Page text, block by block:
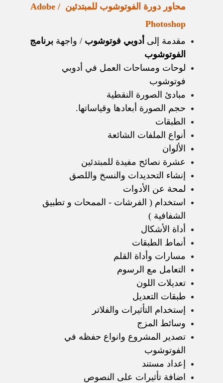
محاور دورة الفوتوشوب للمبتدئين / Adobe
Photoshop
مقدمة إلى أدوبي فوتوشوب / واجهة برنامج
الفوتوشوب
لوحات ومساحات العمل في أدوبي
فوتوشوب
مبادئ الصورة النقطية
حجم الصورة أبعادها وقياساتها.
الطبقات
أنواع الملفات الشائعة
الألوان
عشرة نصائح مفيدة للمبتدئين
إنشاء التحديدات والنسخ واللصق
لمحة عن الأدوات
استخدام ( الفرشات - الممحات و تطبيق
الشفافية )
أداة الأشكال
أنماط الطبقات
مسارات وأداة القلم
التعامل مع الرسوم
تعديلات اللون
طبقات التعديل
إستخدام التأثيرات والفلاتر
وسائط المزج
تصدير المشروع وانواع حفظه في
الفوتوشوب
إعداد مستند
اضافة تأثيرات على النصوص